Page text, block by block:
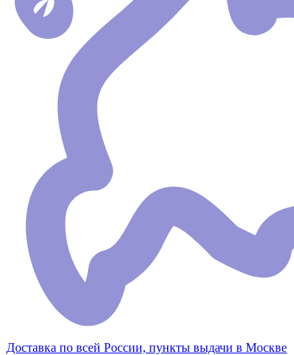
Доставка по всей России, пункты выдачи в Москве